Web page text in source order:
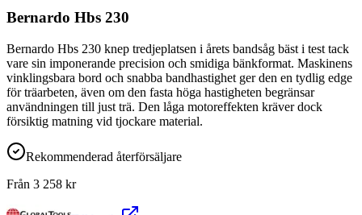
Bernardo Hbs 230
Bernardo Hbs 230 knep tredjeplatsen i årets bandsåg bäst i test tack
vare sin imponerande precision och smidiga bänkformat. Maskinens
vinklingsbara bord och snabba bandhastighet ger den en tydlig edge
för träarbeten, även om den fasta höga hastigheten begränsar
användningen till just trä. Den låga motoreffekten kräver dock
försiktig matning vid tjockare material.
Rekommenderad återförsäljare
Från 3 258 kr